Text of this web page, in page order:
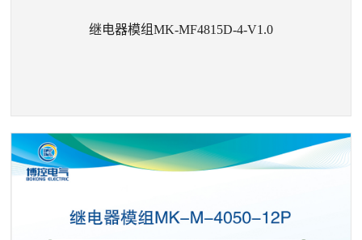
继电器模组MK-MF4815D-4-V1.0
+